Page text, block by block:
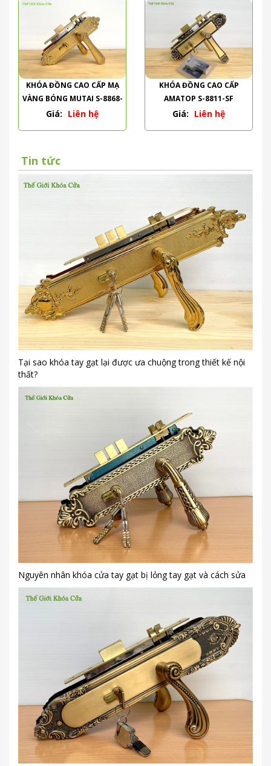
KHÓA ĐỒNG CAO CẤP MẠ
VÀNG BÓNG MUTAI S-8868-
PVD
Giá: Liên hệ
KHÓA ĐỒNG CAO CẤP
AMATOP S-8811-SF
Giá: Liên hệ
Tin tức
Tại sao khóa tay gạt lại được ưa chuộng trong thiết kế nội
thất?
Nguyên nhân khóa cửa tay gạt bị lỏng tay gạt và cách sửa